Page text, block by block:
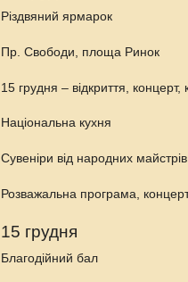
Різдвяний ярмарок
Пр. Свободи, площа Ринок
15 грудня – відкриття, концерт,
Національна кухня
Сувеніри від народних майстрів
Розважальна програма,
15 грудня
Благодійний бал